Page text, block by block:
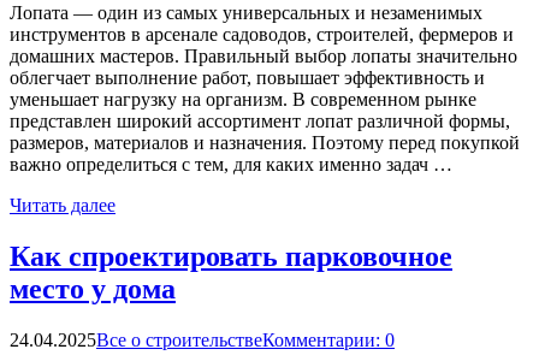
Лопата — один из самых универсальных и незаменимых
инструментов в арсенале садоводов, строителей, фермеров и
домашних мастеров. Правильный выбор лопаты значительно
облегчает выполнение работ, повышает эффективность и
уменьшает нагрузку на организм. В современном рынке
представлен широкий ассортимент лопат различной формы,
размеров, материалов и назначения. Поэтому перед покупкой
важно определиться с тем, для каких именно задач …
Читать далее
Как спроектировать парковочное
место у дома
24.04.2025Все о строительствеКомментарии: 0